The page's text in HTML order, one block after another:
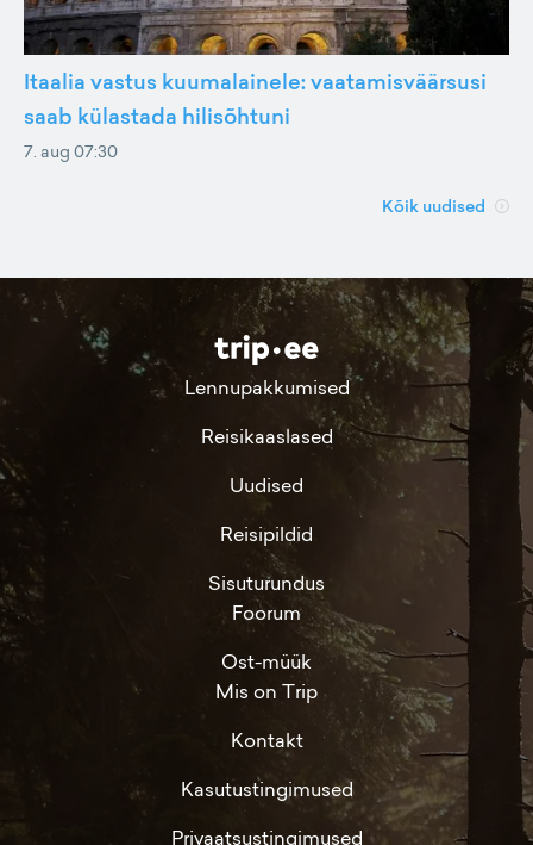
Itaalia vastus kuumalainele: vaatamisväärsusi
saab külastada hilisõhtuni
7. aug 07:30
Kõik uudised
Lennupakkumised
Reisikaaslased
Uudised
Reisipildid
Sisuturundus
Foorum
Ost-müük
Mis on Trip
Kontakt
Kasutustingimused
Privaatsustingimused